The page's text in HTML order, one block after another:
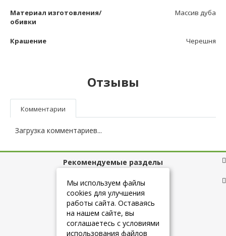
Материал изготовления/
обивки
Массив дуба
Крашение Черешня
Отзывы
Комментарии
Загрузка комментариев...
Рекомендуемые разделы
Полезные ссылки
+7 (925) 084-10-60
Мы используем файлы
cookies для улучшения
работы сайта. Оставаясь
на нашем сайте, вы
соглашаетесь с условиями
использования файлов